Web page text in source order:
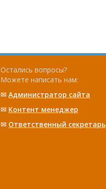
Остались вопросы?
Можете написать нам:
✉ Администратор сайта
✉ Контент менеджер
✉ Ответственный cекретарь